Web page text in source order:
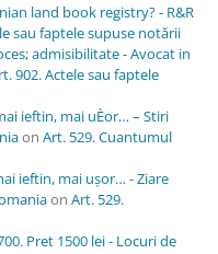
land book registry? - R&R
sau faptele supuse notării
admisibilitate - Avocat in
902. Actele sau faptele
ieftin, mai uÈor… – Stiri
on Art. 529. Cuantumul
ieftin, mai ușor… - Ziare
on Art. 529.
Pret 1500 lei - Locuri de